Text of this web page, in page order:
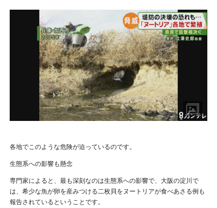
各地でこのような危険が迫っているのです。
生態系への影響も懸念
専門家によると、最も深刻なのは生態系への影響で、大阪の淀川で
は、希少な魚が卵を産みつける二枚貝をヌートリアが食べあさる例も
報告されているということです。